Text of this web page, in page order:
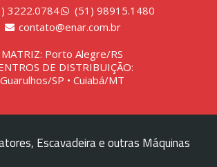
3222.0784
(51) 98915.1480
contato@enar.com.br
MATRIZ: Porto Alegre/RS
DE DISTRIBUIÇÃO:
Guarulhos/SP • Cuiabá/MT
Escavadeira e outras Máquinas